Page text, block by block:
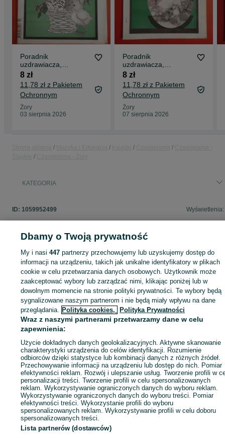
Poradnik
uzdrawiacza,
kwiecień 2001, nr
4/101
8 zł
11,78 zł z Pakietem
Ochronnym
Żory
03 sierpnia 2026
Poradnik
uzdrawiacza,
kwiecień 1998, nr
4/65
8 zł
11,78 zł z Pakietem
Ochronnym
Żory
07 sierpnia 2026
KATEGORIA
ID: 1059952499 Wyświetlenia:
Zaloguj się lub załóż konto na OLX, aby skontaktować się z
sprzedającym
Zaloguj się / Załóż konto
Kup
Dbamy o Twoją prywatność
My i nasi447 partnerzy przechowujemy lub uzyskujemy dostęp do
informacji na urządzeniu, takich jak unikalne identyfikatory w plikach
cookie w celu przetwarzania danych osobowych. Użytkownik może
zaakceptować wybory lub zarządzać nimi, klikając poniżej lub w
dowolnym momencie na stronie polityki prywatności. Te wybory będą
sygnalizowane naszym partnerom i nie będą miały wpływu na dane
przeglądania. Polityka cookies, Polityka Prywatności
Wraz z naszymi partnerami przetwarzamy dane w celu
zapewnienia:
Użycie dokładnych danych geolokalizacyjnych. Aktywne skanowanie
charakterystyki urządzenia do celów identyfikacji. Rozumienie
odbiorców dzięki statystyce lub kombinacji danych z różnych źródeł.
Przechowywanie informacji na urządzeniu lub dostęp do nich. Pomiar
efektywności reklam. Rozwój i ulepszanie usług. Tworzenie profili w
personalizacji treści. Tworzenie profili w celu spersonalizowanych
reklam. Wykorzystywanie ograniczonych danych do wyboru reklam.
Wykorzystywanie ograniczonych danych do wyboru treści. Pomiar
efektywności treści. Wykorzystanie profili do wyboru
spersonalizowanych reklam. Wykorzystywanie profili w celu doboru
spersonalizowanych treści.
Lista partnerów (dostawców)